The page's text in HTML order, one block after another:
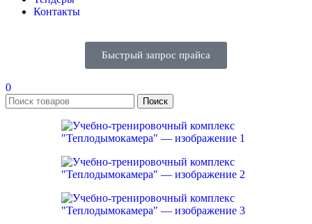
Контакты
Быстрый запрос прайса
0
Поиск